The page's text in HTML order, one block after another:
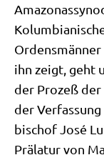
ihn zeigt, geht
der Pro­zeß
der
bi­schof José
Prä­la­tur von